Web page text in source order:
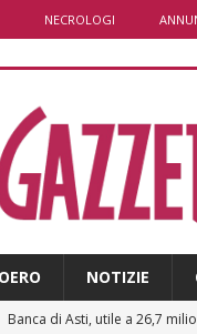
NECROLOGI
NOTIZIE
Banca di Asti, utile a 26,7